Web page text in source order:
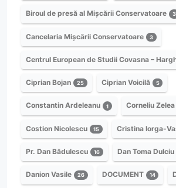
Biroul de presă al Mișcării Conservatoare 3
Cancelaria Mișcării Conservatoare 3
Centrul European de Studii Covasna –
Ciprian Bojan 25 Ciprian Voicilă 5
Constantin Ardeleanu 1 Corneliu
Costion Nicolescu 15 Cristina Iorga-
Pr. Dan Bădulescu 16 Dan Toma Dulciu
Danion Vasile 26 DOCUMENT 14